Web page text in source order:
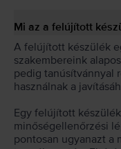
Mi az a felújított
A felújított készülék
szakembereink
pedig tanúsítvánnyal
használnak a
Egy felújított
minőségellenőrzési
pontosan ugyanazt a